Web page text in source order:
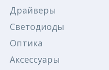
Драйверы
Светодиоды
Оптика
Аксессуары